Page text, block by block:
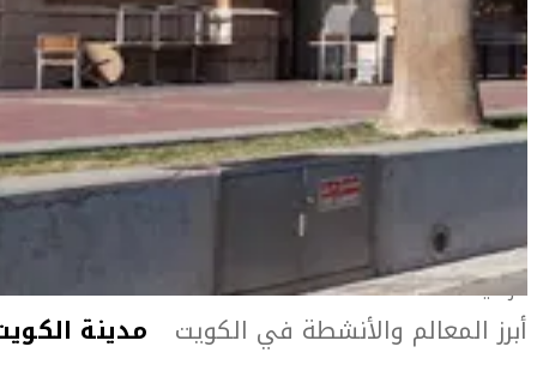
أهلاً بك في الكويت
تعتبر الكويت التي تتربع بين العراق، إيران والمملكة العربية
السعودية واحدة من أغنى الدول في العالم بفضل إمدادات
الوفيرة فيها.
وتعد العاصمة الكويت المستمرة في التوسع ملعباً ثقافياً
ورجال الأعمال على حد سواء. كما أنها واحة غنّاء للترفيه من
الأثرية إلى مراكزالتسوق الحديثة، ومن الغوص إلى المطاعم
الراقية.
أبرز المعالم والأنشطة في الكويت